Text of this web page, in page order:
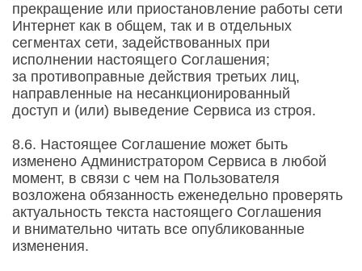
прекращение или приостановление работы сети
Интернет как в общем, так и в отдельных
сегментах сети, задействованных при
исполнении настоящего Соглашения;
за противоправные действия третьих лиц,
направленные на несанкционированный
доступ и (или) выведение Сервиса из строя.
8.6. Настоящее Соглашение может быть
изменено Администратором Сервиса в любой
момент, в связи с чем на Пользователя
возложена обязанность еженедельно проверять
актуальность текста настоящего Соглашения
и внимательно читать все опубликованные
изменения.